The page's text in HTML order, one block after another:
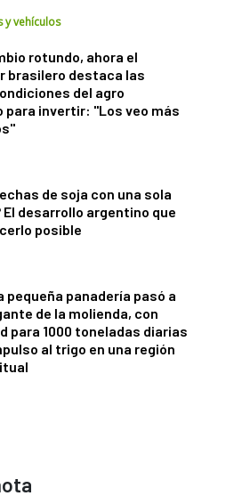
y vehículos
rotundo, ahora el
brasilero destaca las
del agro
para invertir: "Los veo más
de soja con una sola
El desarrollo argentino que
posible
pequeña panadería pasó a
de la molienda, con
para 1000 toneladas diarias
al trigo en una región